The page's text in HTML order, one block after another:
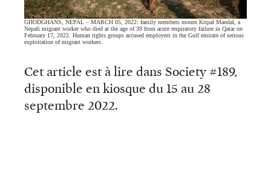
GHODGHANS, NEPAL – MARCH 05, 2022: family members mourn Kripal Mandal, a
Nepali migrant worker who died at the age of 39 from acute respiratory failure in Qatar on
February 17, 2022. Human rights groups accused employers in the Gulf emirate of serious
exploitation of migrant workers.
Cet article est à lire dans Society #189,
disponible en kiosque du 15 au 28
septembre 2022.